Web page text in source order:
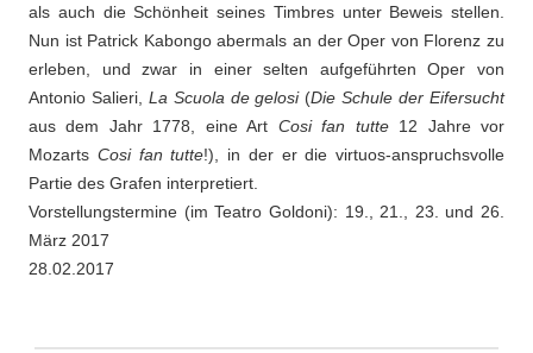
als auch die Schönheit seines Timbres unter Beweis stellen.
Nun ist Patrick Kabongo abermals an der Oper von Florenz zu
erleben, und zwar in einer selten aufgeführten Oper von
Antonio Salieri, La Scuola de gelosi(Die Schule der Eifersucht
aus dem Jahr 1778, eine Art Cosi fan tutte12 Jahre vor
Mozarts Cosi fan tutte!), in der er die virtuos-anspruchsvolle
Partie des Grafen interpretiert.
Vorstellungstermine (im Teatro Goldoni): 19., 21., 23. und 26.
März 2017
28.02.2017